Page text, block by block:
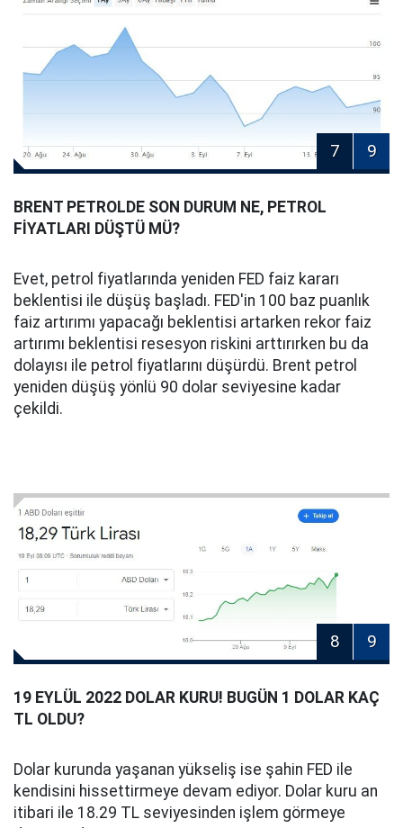
7 9
BRENT PETROLDE SON DURUM NE, PETROL
FİYATLARI DÜŞTÜ MÜ?
Evet, petrol fiyatlarında yeniden FED faiz kararı
beklentisi ile düşüş başladı. FED'in 100 baz puanlık
faiz artırımı yapacağı beklentisi artarken rekor faiz
artırımı beklentisi resesyon riskini arttırırken bu da
dolayısı ile petrol fiyatlarını düşürdü. Brent petrol
yeniden düşüş yönlü 90 dolar seviyesine kadar
çekildi.
8 9
19 EYLÜL 2022 DOLAR KURU! BUGÜN 1 DOLAR KAÇ
TL OLDU?
Dolar kurunda yaşanan yükseliş ise şahin FED ile
kendisini hissettirmeye devam ediyor. Dolar kuru an
itibari ile 18.29 TL seviyesinden işlem görmeye